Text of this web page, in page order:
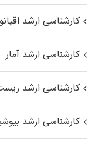
کارشناسی ارشد
کارشناسی ارشد آمار
کارشناسی ارشد
کارشناسی ارشد